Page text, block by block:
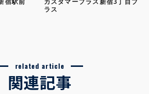
宿駅前
カスタマープラス新宿3丁目プ
ラス
related article
関連記事